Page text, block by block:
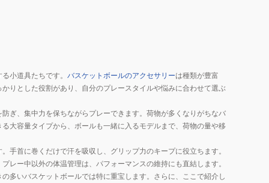
小道具たちです。 バスケットボールのアクセサリーは種類が豊富
りとした役割があり、自分のプレースタイルや悩みに合わせて選ぶ
ぎ、集中力を保ちながらプレーできます。荷物が多くなりがちなバ
大容量タイプから、ボールも一緒に入るモデルまで、荷物の量や移
手首に巻くだけで汗を吸収し、グリップ力のキープに役立ちます。
レー中以外の体温管理は、パフォーマンスの維持にも直結します。
多いバスケットボールでは特に重宝します。さらに、ここで紹介し